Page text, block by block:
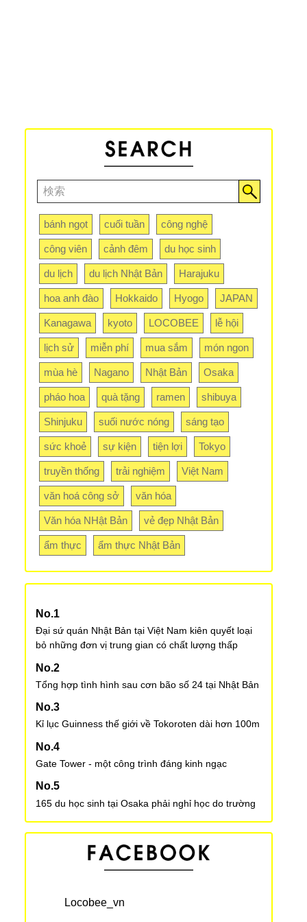
bánh ngọt cuối tuần công nghệ
công viên cảnh đêm du học sinh
du lịch du lịch Nhật Bản Harajuku
hoa anh đào Hokkaido Hyogo JAPAN
Kanagawa kyoto LOCOBEE lễ hội
lịch sử miễn phí mua sắm món ngon
mùa hè Nagano Nhật Bản Osaka
pháo hoa quà tặng ramen shibuya
Shinjuku suối nước nóng sáng tạo
sức khoẻ sự kiện tiện lợi Tokyo
truyền thống trải nghiệm Việt Nam
văn hoá công sở văn hóa
Văn hóa NHật Bản vẻ đẹp Nhật Bản
ẩm thực ẩm thực Nhật Bản
Đại sứ quán Nhật Bản tại Việt Nam kiên quyết loại
bỏ những đơn vị trung gian có chất lượng thấp
Tổng hợp tình hình sau cơn bão số 24 tại Nhật Bản
Kỉ lục Guinness thế giới về Tokoroten dài hơn 100m
Gate Tower - một công trình đáng kinh ngạc
165 du học sinh tại Osaka phải nghỉ học do trường
Abeno Harukas – Tòa nhà cao nhất Nhật Bản hiện
Ba món đồ bạn cần chuẩn bị trong khi xin việc ở
Locobee_vn